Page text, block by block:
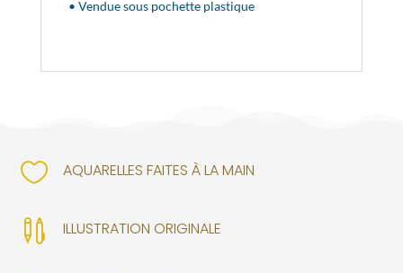
• Vendue sous pochette plastique
 AQUARELLES FAITES À LA MAIN
 ILLUSTRATION ORIGINALE